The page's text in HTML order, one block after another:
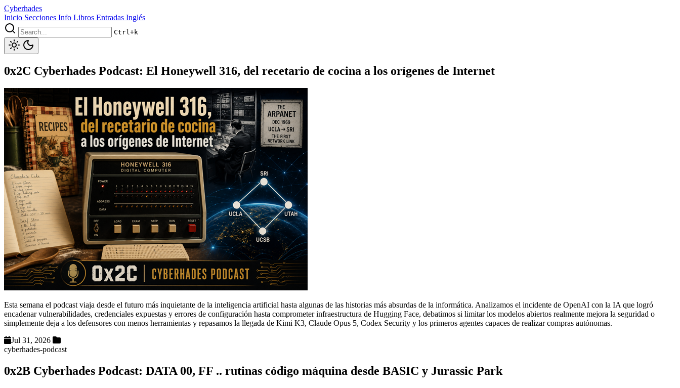
Cyberhades
Inicio Secciones Info Libros Entradas Inglés
Ctrl+k
0x2C Cyberhades Podcast: El Honeywell 316, del recetario de cocina a los orígenes de Internet
Esta semana el podcast viaja desde el futuro más inquietante de la inteligencia artificial hasta algunas de las historias más absurdas de la informática. Analizamos el incidente de OpenAI con la IA que logró
encadenar vulnerabilidades, credenciales expuestas y errores de configuración hasta comprometer infraestructura de Hugging Face, debatimos si limitar los modelos abiertos realmente mejora la seguridad o
simplemente deja a los defensores con menos herramientas y repasamos la llegada de Kimi K3, Claude Opus 5, Codex Security y los primeros agentes capaces de realizar compras autónomas.
Jul 31, 2026
cyberhades-podcast
0x2B Cyberhades Podcast: DATA 00, FF .. rutinas código máquina desde BASIC y Jurassic Park